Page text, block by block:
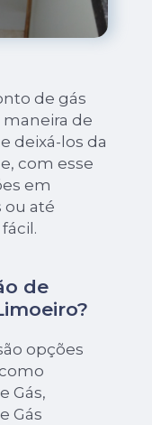
de gás
de
deixá-los da
com esse
em
ou até
de
opções
Gás,
Gás